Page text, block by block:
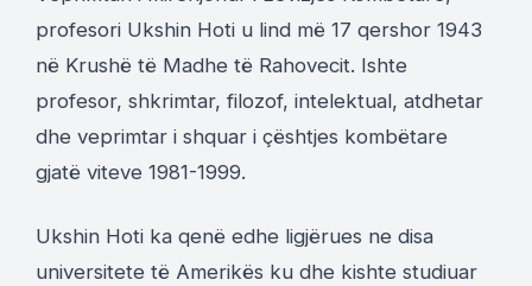
profesori Ukshin Hoti u lind më 17 qershor 1943
në Krushë të Madhe të Rahovecit. Ishte
profesor, shkrimtar, filozof, intelektual, atdhetar
dhe veprimtar i shquar i çështjes kombëtare
gjatë viteve 1981-1999.
Ukshin Hoti ka qenë edhe ligjërues ne disa
universitete të Amerikës ku dhe kishte studiuar